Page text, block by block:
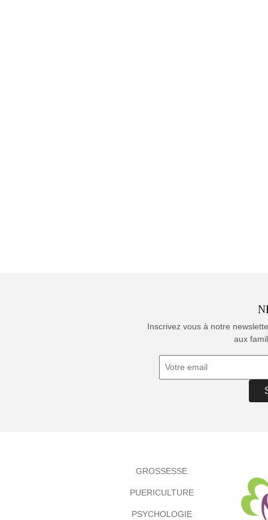
Inscrivez vous à notre
aux
GROSSESSE
PUERICULTURE
PSYCHOLOGIE